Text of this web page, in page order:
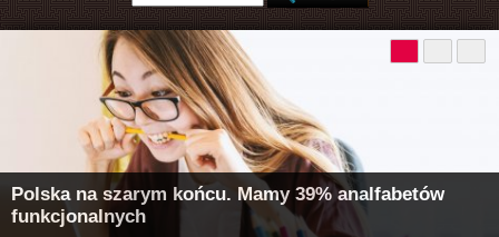
Polska na szarym końcu. Mamy 39% analfabetów
funkcjonalnych